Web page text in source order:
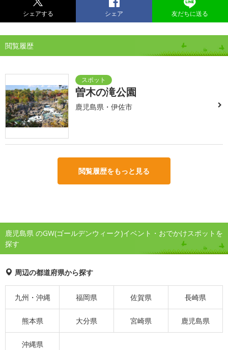
シェアする シェア 友だちに送る
閲覧履歴
曽木の滝公園
鹿児島県・伊佐市
閲覧履歴をもっと見る
鹿児島県 のGW(ゴールデンウィーク)イベント・おでかけスポットを
探す
周辺の都道府県から探す
九州・沖縄 福岡県 佐賀県 長崎県
熊本県 大分県 宮崎県 鹿児島県
沖縄県